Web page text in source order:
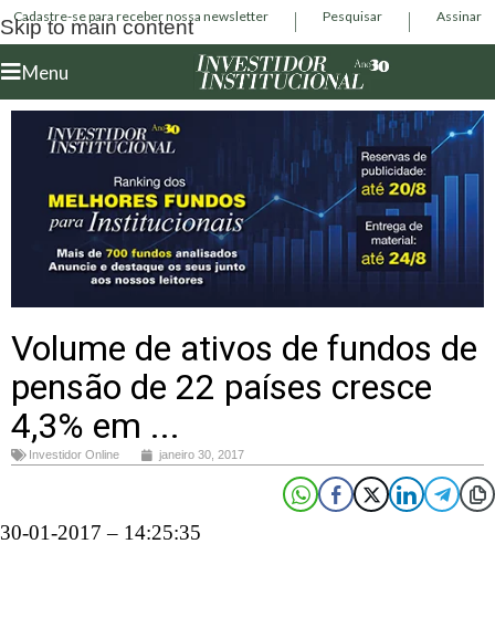
Skip to main content
Cadastre-se para receber nossa newsletter Pesquisar Assinar
Menu
Volume de ativos de fundos de
pensão de 22 países cresce
4,3% em ...
Investidor Online janeiro 30, 2017
30-01-2017 – 14:25:35